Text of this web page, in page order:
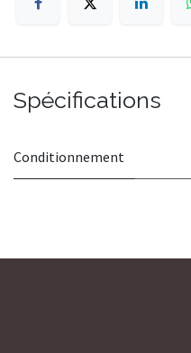
Spécifications
Conditionnement